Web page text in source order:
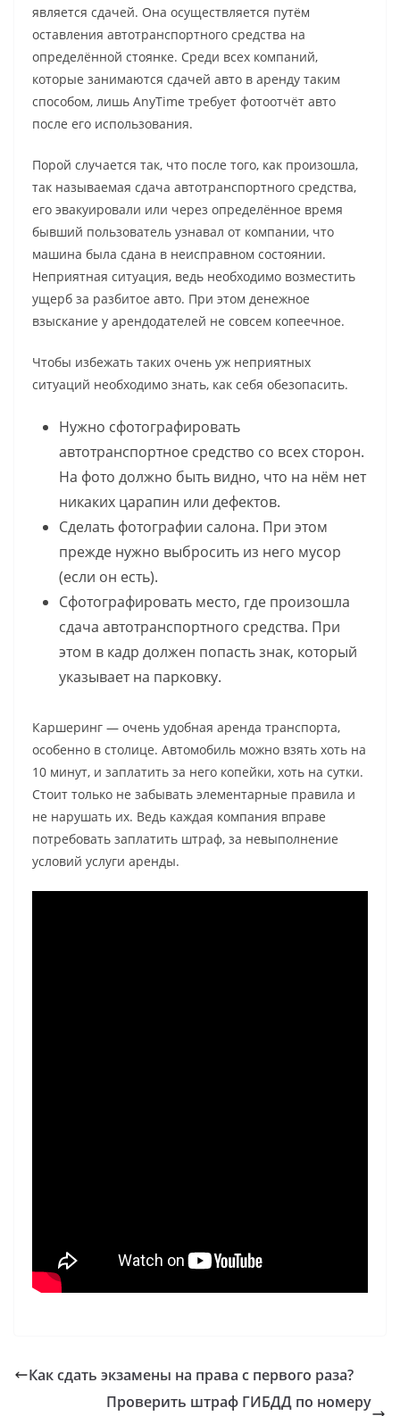
является сдачей. Она осуществляется путём
оставления автотранспортного средства на
определённой стоянке. Среди всех компаний,
которые занимаются сдачей авто в аренду таким
способом, лишь AnyTime требует фотоотчёт авто
после его использования.
Порой случается так, что после того, как произошла,
так называемая сдача автотранспортного средства,
его эвакуировали или через определённое время
бывший пользователь узнавал от компании, что
машина была сдана в неисправном состоянии.
Неприятная ситуация, ведь необходимо возместить
ущерб за разбитое авто. При этом денежное
взыскание у арендодателей не совсем копеечное.
Чтобы избежать таких очень уж неприятных
ситуаций необходимо знать, как себя обезопасить.
Нужно сфотографировать
автотранспортное средство со всех сторон.
На фото должно быть видно, что на нём нет
никаких царапин или дефектов.
Сделать фотографии салона. При этом
прежде нужно выбросить из него мусор
(если он есть).
Сфотографировать место, где произошла
сдача автотранспортного средства. При
этом в кадр должен попасть знак, который
указывает на парковку.
Каршеринг — очень удобная аренда транспорта,
особенно в столице. Автомобиль можно взять хоть на
10 минут, и заплатить за него копейки, хоть на сутки.
Стоит только не забывать элементарные правила и
не нарушать их. Ведь каждая компания вправе
потребовать заплатить штраф, за невыполнение
условий услуги аренды.
Как сдать экзамены на права с первого раза?
Проверить штраф ГИБДД по номеру